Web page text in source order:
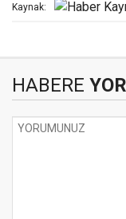
Kaynak:
HABERE